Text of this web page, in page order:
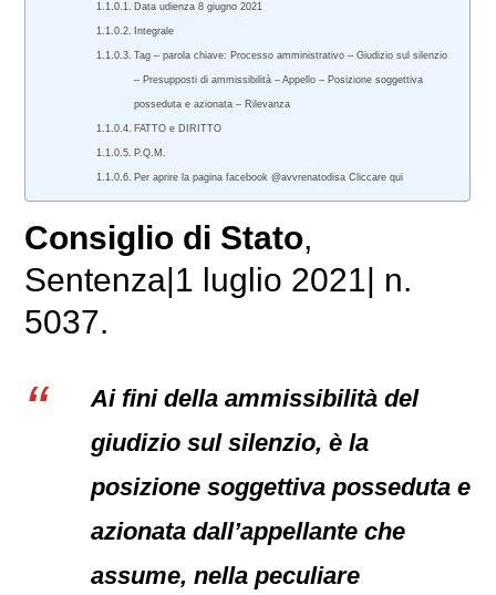
Data udienza 8 giugno 2021
Integrale
Tag – parola chiave: Processo amministrativo – Giudizio sul silenzio
– Presupposti di ammissibilità – Appello – Posizione soggettiva
posseduta e azionata – Rilevanza
FATTO e DIRITTO
P.Q.M.
Per aprire la pagina facebook @avvrenatodisa Cliccare qui
Consiglio di Stato,
Sentenza|1 luglio 2021| n.
5037.
Ai fini della ammissibilità del
giudizio sul silenzio, è la
posizione soggettiva posseduta e
azionata dall’appellante che
assume, nella peculiare